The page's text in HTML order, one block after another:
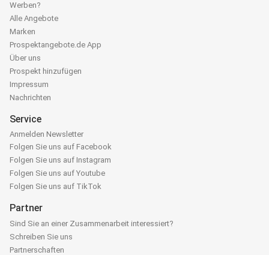
Werben?
Alle Angebote
Marken
Prospektangebote.de App
Über uns
Prospekt hinzufügen
Impressum
Nachrichten
Service
Anmelden Newsletter
Folgen Sie uns auf Facebook
Folgen Sie uns auf Instagram
Folgen Sie uns auf Youtube
Folgen Sie uns auf TikTok
Partner
Sind Sie an einer Zusammenarbeit interessiert?
Schreiben Sie uns
Partnerschaften